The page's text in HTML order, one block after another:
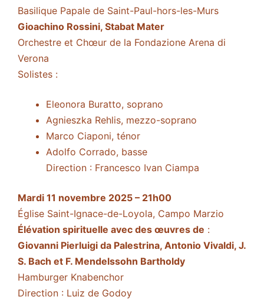
Basilique Papale de Saint-Paul-hors-les-Murs
Gioachino Rossini, Stabat Mater
Orchestre et Chœur de la Fondazione Arena di
Verona
Solistes :
Eleonora Buratto, soprano
Agnieszka Rehlis, mezzo-soprano
Marco Ciaponi, ténor
Adolfo Corrado, basse
Direction : Francesco Ivan Ciampa
Mardi 11 novembre 2025 – 21h00
Église Saint-Ignace-de-Loyola, Campo Marzio
Élévation spirituelle avec des œuvres de :
Giovanni Pierluigi da Palestrina, Antonio Vivaldi, J.
S. Bach et F. Mendelssohn Bartholdy
Hamburger Knabenchor
Direction : Luiz de Godoy